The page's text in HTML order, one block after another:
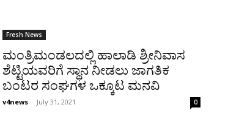
Fresh News
ಮಂತ್ರಿಮಂಡಲದಲ್ಲಿ ಹಾಲಾಡಿ ಶ್ರೀನಿವಾಸ
ಶೆಟ್ಟಿಯವರಿಗೆ ಸ್ಥಾನ ನೀಡಲು ಜಾಗತಿಕ
ಬಂಟರ ಸಂಘಗಳ ಒಕ್ಕೂಟ ಮನವಿ
v4news - July 31, 2021 0